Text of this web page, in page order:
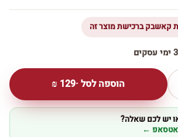
הוספה לסל ·129
₪
יש לכם שאלה?
←